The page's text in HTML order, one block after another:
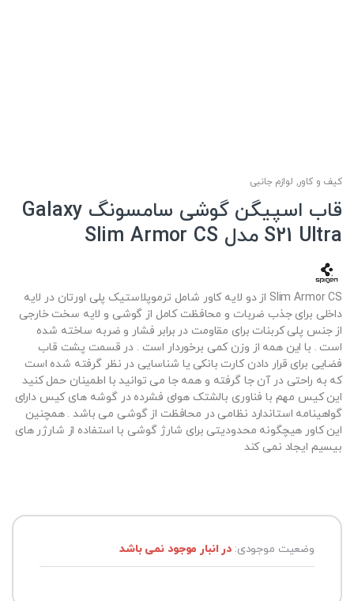
کیف و کاور, لوازم جانبی
قاب اسپیگن گوشی سامسونگ Galaxy
S21 Ultra مدل Slim Armor CS
Slim Armor CS از دو لایه کاور شامل ترموپلاستیک پلی اورتان در لایه
داخلی برای جذب ضربات و محافظت کامل از گوشی و لایه سخت خارجی
از جنس پلی کربنات برای مقاومت در برابر فشار و ضربه ساخته شده
است . با این همه از وزن کمی برخوردار است . در قسمت پشت قاب
فضایی برای قرار دادن کارت بانکی یا شناسایی در نظر گرفته شده است
که به راحتی در آن جا گرفته و همه جا می توانید با اطمینان حمل کنید
این کیس مهم با فناوری بالشتک هوای فشرده در گوشه های کیس دارای
گواهینامه استاندارد نظامی در محافظت از گوشی می باشد . همچنین
این کاور هیچگونه محدودیتی برای شارژ گوشی با استفاده از شارژر های
بیسیم ایجاد نمی کند
وضعیت موجودی:در انبار موجود نمی باشد